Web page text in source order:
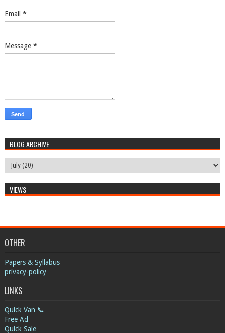
Email *
Message *
BLOG ARCHIVE
VIEWS
OTHER
Papers & Syllabus
privacy-policy
LINKS
Quick Van 📞
Free Ad
Quick Sale